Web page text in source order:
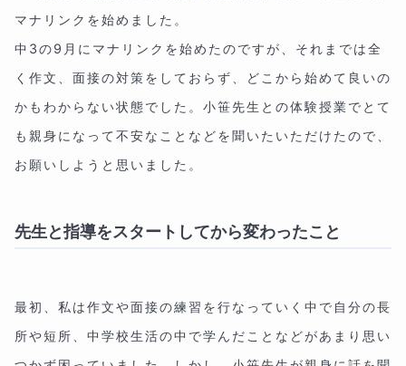
マナリンクを始めました。
中3の9月にマナリンクを始めたのですが、それまでは全
く作文、面接の対策をしておらず、どこから始めて良いの
かもわからない状態でした。小笹先生との体験授業でとて
も親身になって不安なことなどを聞いたいただけたので、
お願いしようと思いました。
先生と指導をスタートしてから変わったこと
最初、私は作文や面接の練習を行なっていく中で自分の長
所や短所、中学校生活の中で学んだことなどがあまり思い